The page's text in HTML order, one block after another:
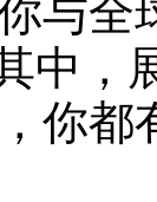
与全
中，
你都